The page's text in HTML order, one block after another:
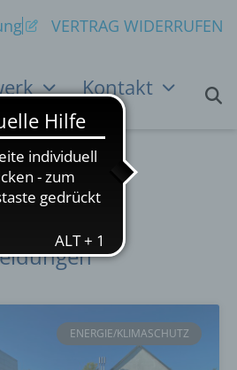
VERTRAG WIDERRUFEN
Kontakt
ENERGIE/KLIMASCHUTZ